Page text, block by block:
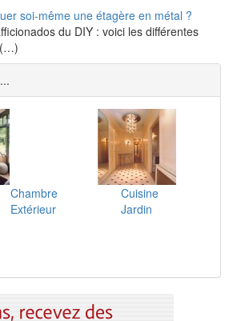
soi-même une étagère en métal ?
du DIY : voici les différentes
(…)
Chambre
Cuisine
Extérieur
Jardin